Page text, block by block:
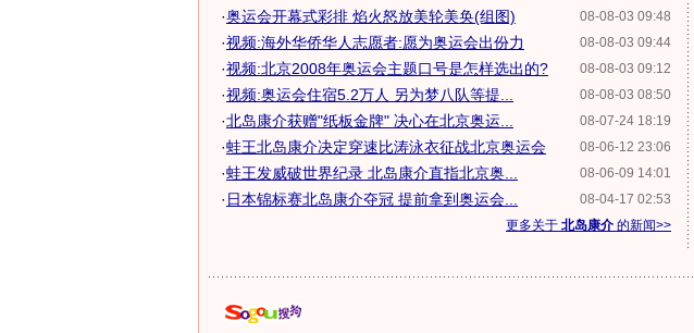
08-08-03 09:48
·奥运会开幕式彩排 焰火怒放美轮美奂(组图)
08-08-03 09:44
·视频:海外华侨华人志愿者:愿为奥运会出份力
08-08-03 09:12
·视频:北京2008年奥运会主题口号是怎样选出的?
08-08-03 08:50
·视频:奥运会住宿5.2万人 另为梦八队等提...
08-07-24 18:19
·北岛康介获赠"纸板金牌" 决心在北京奥运...
08-06-12 23:06
·蛙王北岛康介决定穿速比涛泳衣征战北京奥运会
08-06-09 14:01
·蛙王发威破世界纪录 北岛康介直指北京奥...
08-04-17 02:53
· 日本锦标赛北岛康介夺冠 提前拿到奥运会...
更多关于 北岛康介 的新闻>>